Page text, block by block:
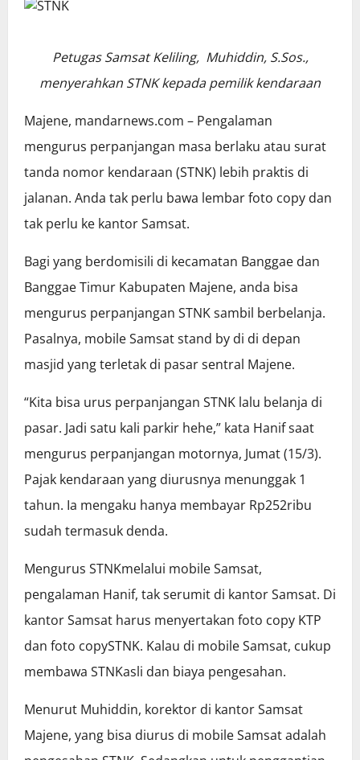
Petugas Samsat Keliling, Muhiddin, S.Sos.,
menyerahkan STNK kepada pemilik kendaraan
Majene, mandarnews.com – Pengalaman
mengurus perpanjangan masa berlaku atau surat
tanda nomor kendaraan (STNK) lebih praktis di
jalanan. Anda tak perlu bawa lembar foto copy dan
tak perlu ke kantor Samsat.
Bagi yang berdomisili di kecamatan Banggae dan
Banggae Timur Kabupaten Majene, anda bisa
mengurus perpanjangan STNK sambil berbelanja.
Pasalnya, mobile Samsat stand by di di depan
masjid yang terletak di pasar sentral Majene.
“Kita bisa urus perpanjangan STNK lalu belanja di
pasar. Jadi satu kali parkir hehe,” kata Hanif saat
mengurus perpanjangan motornya, Jumat (15/3).
Pajak kendaraan yang diurusnya menunggak 1
tahun. Ia mengaku hanya membayar Rp252ribu
sudah termasuk denda.
Mengurus STNKmelalui mobile Samsat,
pengalaman Hanif, tak serumit di kantor Samsat. Di
kantor Samsat harus menyertakan foto copy KTP
dan foto copySTNK. Kalau di mobile Samsat, cukup
membawa STNKasli dan biaya pengesahan.
Menurut Muhiddin, korektor di kantor Samsat
Majene, yang bisa diurus di mobile Samsat adalah